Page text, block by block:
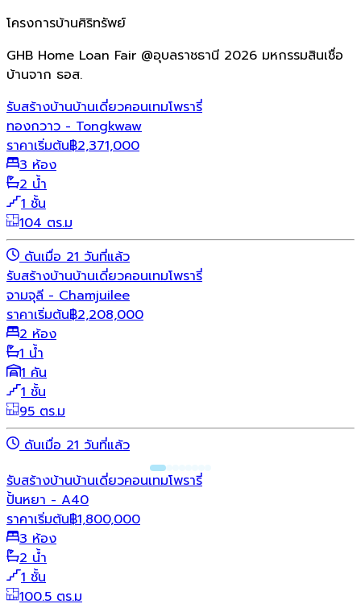
โครงการบ้านศิริทรัพย์
GHB Home Loan Fair @อุบลราชธานี 2026 มหกรรมสินเชื่อ
บ้านจาก ธอส.
รับสร้างบ้านบ้านเดี่ยวคอนเทมโพรารี่
ทองกวาว - Tongkwaw
ราคาเริ่มต้น฿2,371,000
3 ห้อง
2 น้ำ
1 ชั้น
104 ตร.ม
ดันเมื่อ 21 วันที่แล้ว
รับสร้างบ้านบ้านเดี่ยวคอนเทมโพรารี่
จามจุลี - Chamjuilee
ราคาเริ่มต้น฿2,208,000
2 ห้อง
1 น้ำ
1 คัน
1 ชั้น
95 ตร.ม
ดันเมื่อ 21 วันที่แล้ว
รับสร้างบ้านบ้านเดี่ยวคอนเทมโพรารี่
ปั้นหยา - A40
ราคาเริ่มต้น฿1,800,000
3 ห้อง
2 น้ำ
1 ชั้น
100.5 ตร.ม